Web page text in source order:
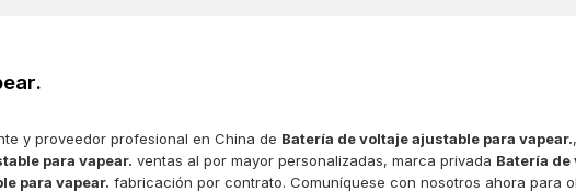
y proveedor profesional en China de Batería de voltaje ajustable para vapear.,
para vapear. ventas al por mayor personalizadas, marca privada Batería de
para vapear. fabricación por contrato. Comuníquese con nosotros ahora para